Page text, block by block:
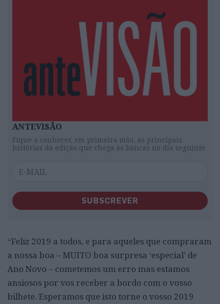
ANTEVISÃO
Fique a conhecer, em primeira mão, as principais
histórias da edição que chega às bancas no dia seguinte
SUBSCREVER
“Feliz 2019 a todos, e para aqueles que compraram
a nossa boa – MUITO boa surpresa ‘especial’ de
Ano Novo – cometemos um erro mas estamos
ansiosos por vos receber a bordo com o vosso
bilhete. Esperamos que isto torne o vosso 2019